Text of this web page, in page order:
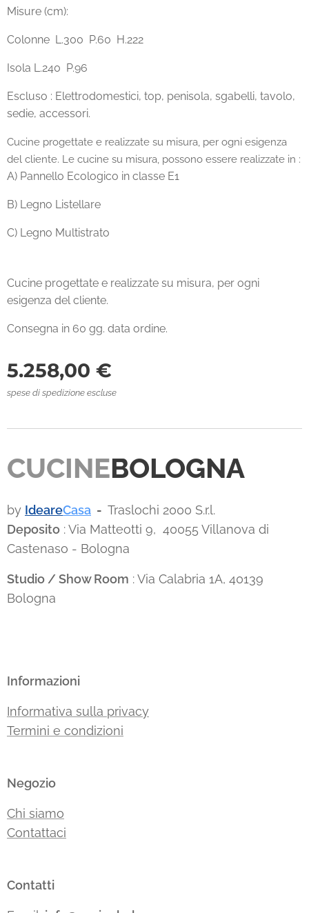
Misure (cm):
Colonne L.300 P.60 H.222
Isola L.240 P.96
Escluso : Elettrodomestici, top, penisola, sgabelli, tavolo,
sedie, accessori.
Cucine progettate e realizzate su misura, per ogni esigenza
del cliente. Le cucine su misura, possono essere realizzate in :
A) Pannello Ecologico in classe E1
B) Legno Listellare
C) Legno Multistrato
Cucine progettate e realizzate su misura, per ogni
esigenza del cliente.
Consegna in 60 gg. data ordine.
5.258,00 €
spese di spedizione escluse
CUCINEBOLOGNA
by IdeareCasa - Traslochi 2000 S.r.l.
Deposito : Via Matteotti 9, 40055 Villanova di
Castenaso - Bologna
Studio / Show Room : Via Calabria 1A, 40139
Bologna
Informazioni
Informativa sulla privacy
Termini e condizioni
Negozio
Chi siamo
Contattaci
Contatti